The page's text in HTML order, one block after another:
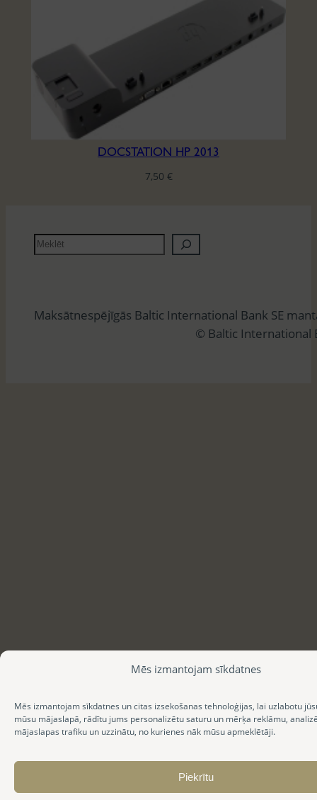
Mēs izmantojam sīkdatnes
Mēs izmantojam sīkdatnes un citas izsekošanas tehnoloģijas, lai uzlabotu
mūsu mājaslapā, rādītu jums personalizētu saturu un mērķa reklāmu,
mājaslapas trafiku un uzzinātu, no kurienes nāk mūsu apmeklētāji.
Piekrītu
DOCSTATION HP 2013
7,50 €
M
e
ē
Maksātnespējīgās Baltic International Bank SE
© Baltic International